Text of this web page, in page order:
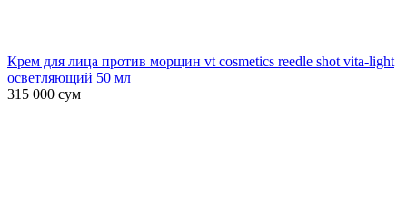
Крем для лица против морщин vt cosmetics reedle shot vita-light
осветляющий 50 мл
315 000 сум